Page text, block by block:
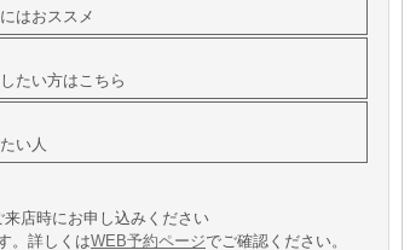
はおススメ
たい方はこちら
い人
店時にお申し込みください
。詳しくはWEB予約ページでご確認ください。